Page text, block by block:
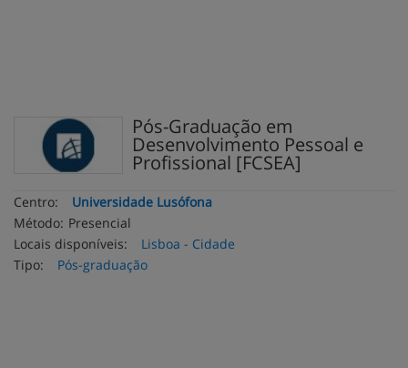
Pós-Graduação em
Desenvolvimento Pessoal e
Profissional [FCSEA]
Centro:
Universidade Lusófona
Método: Presencial
Locais disponíveis:
Lisboa - Cidade
Tipo:
Pós-graduação